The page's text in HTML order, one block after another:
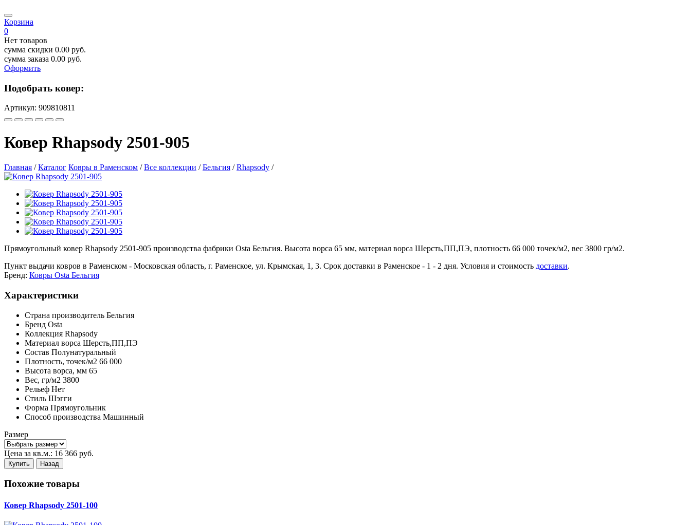
Корзина
0
Нет товаров
сумма скидки 0.00 руб.
сумма заказа 0.00 руб.
Оформить
Подобрать ковер:
Артикул: 909810811
Ковер Rhapsody 2501-905
Главная / Каталог Ковры в Раменском / Все коллекции / Бельгия / Rhapsody /
Прямоугольный ковер Rhapsody 2501-905 производства фабрики Osta Бельгия. Высота ворса 65 мм, материал ворса Шерсть,ПП,ПЭ, плотность 66 000 точек/м2, вес 3800 гр/м2.
Пункт выдачи ковров в Раменском - Московская область, г. Раменское, ул. Крымская, 1, 3. Срок доставки в Раменское - 1 - 2 дня. Условия и стоимость доставки.
Бренд: Ковры Osta Бельгия
Характеристики
Страна производитель Бельгия
Бренд Osta
Коллекция Rhapsody
Материал ворса Шерсть,ПП,ПЭ
Состав Полунатуральный
Плотность, точек/м2 66 000
Высота ворса, мм 65
Вес, гр/м2 3800
Рельеф Нет
Стиль Шэгги
Форма Прямоугольник
Способ производства Машинный
Размер
Цена за кв.м.: 16 366 руб.
Купить Назад
Похожие товары
Ковер Rhapsody 2501-100